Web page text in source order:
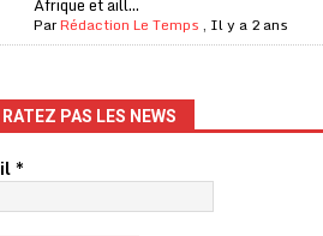
A LA UNE
du monde
ParRédaction Le Temps , Il y a 2 ans
RATEZ PAS LES NEWS
*